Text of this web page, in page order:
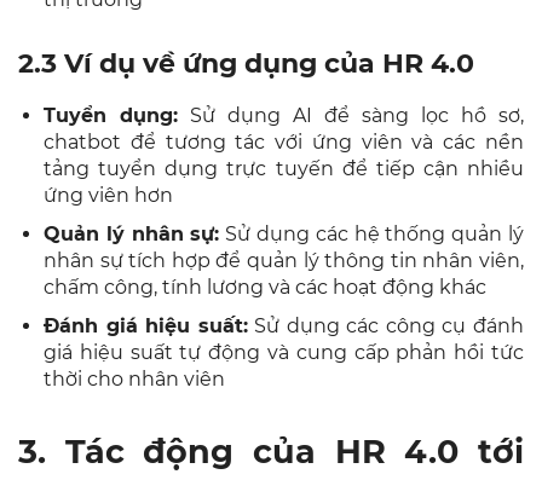
2.3 Ví dụ về ứng dụng của HR 4.0
Tuyển dụng: Sử dụng AI để sàng lọc hồ sơ,
chatbot để tương tác với ứng viên và các nền
tảng tuyển dụng trực tuyến để tiếp cận nhiều
ứng viên hơn
Quản lý nhân sự: Sử dụng các hệ thống quản lý
nhân sự tích hợp để quản lý thông tin nhân viên,
chấm công, tính lương và các hoạt động khác
Đánh giá hiệu suất:Sử dụng các công cụ đánh
giá hiệu suất tự động và cung cấp phản hồi tức
thời cho nhân viên
3. Tác động của HR 4.0 tới